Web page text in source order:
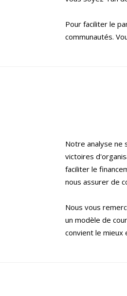
Pour faciliter le
communautés.
Notre analyse ne
victoires
faciliter le
nous assurer de
Nous vous
un modèle de
convient le mieux